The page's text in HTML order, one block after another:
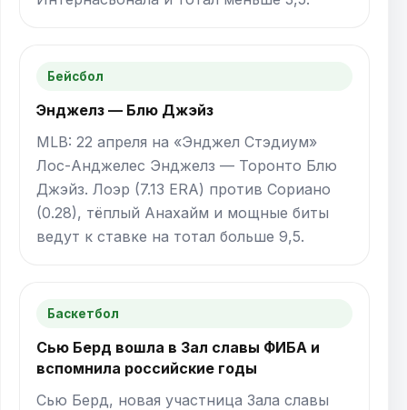
Бейсбол
Энджелз — Блю Джэйз
MLB: 22 апреля на «Энджел Стэдиум»
Лос-Анджелес Энджелз — Торонто Блю
Джэйз. Лоэр (7.13 ERA) против Сориано
(0.28), тёплый Анахайм и мощные биты
ведут к ставке на тотал больше 9,5.
Баскетбол
Сью Берд вошла в Зал славы ФИБА и
вспомнила российские годы
Сью Берд, новая участница Зала славы